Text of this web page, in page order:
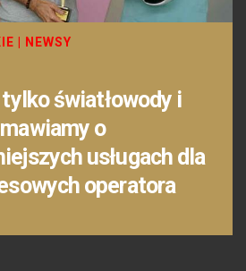
NEWSY
światłowody i
o
usługach dla
operatora